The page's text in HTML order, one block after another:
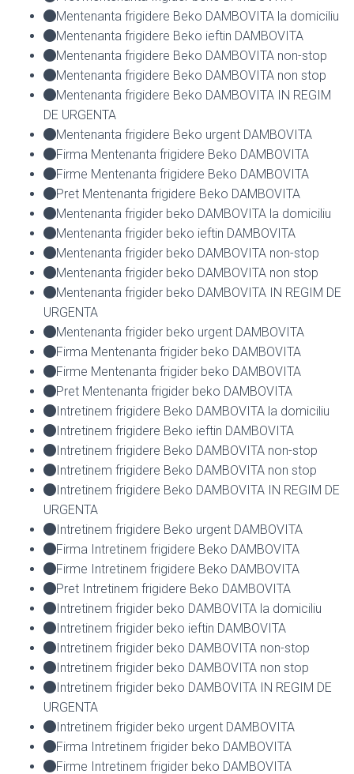
Mentenanta frigidere Beko DAMBOVITA la domiciliu
Mentenanta frigidere Beko ieftin DAMBOVITA
Mentenanta frigidere Beko DAMBOVITA non-stop
Mentenanta frigidere Beko DAMBOVITA non stop
Mentenanta frigidere Beko DAMBOVITA IN REGIM
DE URGENTA
Mentenanta frigidere Beko urgent DAMBOVITA
Firma Mentenanta frigidere Beko DAMBOVITA
Firme Mentenanta frigidere Beko DAMBOVITA
Pret Mentenanta frigidere Beko DAMBOVITA
Mentenanta frigider beko DAMBOVITA la domiciliu
Mentenanta frigider beko ieftin DAMBOVITA
Mentenanta frigider beko DAMBOVITA non-stop
Mentenanta frigider beko DAMBOVITA non stop
Mentenanta frigider beko DAMBOVITA IN REGIM DE
URGENTA
Mentenanta frigider beko urgent DAMBOVITA
Firma Mentenanta frigider beko DAMBOVITA
Firme Mentenanta frigider beko DAMBOVITA
Pret Mentenanta frigider beko DAMBOVITA
Intretinem frigidere Beko DAMBOVITA la domiciliu
Intretinem frigidere Beko ieftin DAMBOVITA
Intretinem frigidere Beko DAMBOVITA non-stop
Intretinem frigidere Beko DAMBOVITA non stop
Intretinem frigidere Beko DAMBOVITA IN REGIM DE
URGENTA
Intretinem frigidere Beko urgent DAMBOVITA
Firma Intretinem frigidere Beko DAMBOVITA
Firme Intretinem frigidere Beko DAMBOVITA
Pret Intretinem frigidere Beko DAMBOVITA
Intretinem frigider beko DAMBOVITA la domiciliu
Intretinem frigider beko ieftin DAMBOVITA
Intretinem frigider beko DAMBOVITA non-stop
Intretinem frigider beko DAMBOVITA non stop
Intretinem frigider beko DAMBOVITA IN REGIM DE
URGENTA
Intretinem frigider beko urgent DAMBOVITA
Firma Intretinem frigider beko DAMBOVITA
Firme Intretinem frigider beko DAMBOVITA